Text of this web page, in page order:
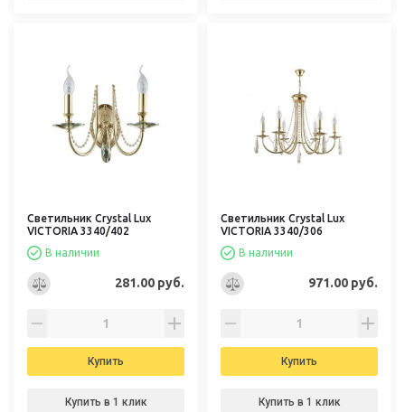
Светильник Crystal Lux
VICTORIA 3340/402
В наличии
281.00 руб.
Купить
Купить в 1 клик
Светильник Crystal Lux
VICTORIA 3340/306
В наличии
971.00 руб.
Купить
Купить в 1 клик